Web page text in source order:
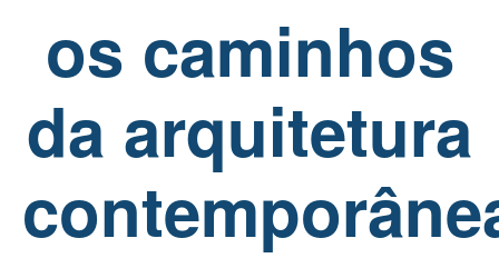
os caminhos
da arquitetura